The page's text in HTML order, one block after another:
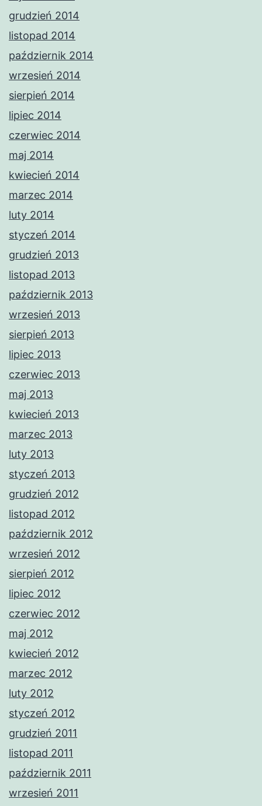
grudzień 2014
listopad 2014
październik 2014
wrzesień 2014
sierpień 2014
lipiec 2014
czerwiec 2014
maj 2014
kwiecień 2014
marzec 2014
luty 2014
styczeń 2014
grudzień 2013
listopad 2013
październik 2013
wrzesień 2013
sierpień 2013
lipiec 2013
czerwiec 2013
maj 2013
kwiecień 2013
marzec 2013
luty 2013
styczeń 2013
grudzień 2012
listopad 2012
październik 2012
wrzesień 2012
sierpień 2012
lipiec 2012
czerwiec 2012
maj 2012
kwiecień 2012
marzec 2012
luty 2012
styczeń 2012
grudzień 2011
listopad 2011
październik 2011
wrzesień 2011